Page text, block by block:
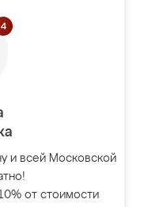
и всей Московской
от стоимости